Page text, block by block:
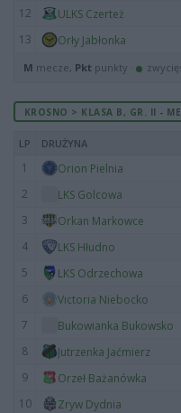
12 ULKS Czerteż
13
Orły Jabłonka
M mecze, Pkt punkty ·
KROSNO > KLASA B, GR. II -
LP DRUŻYNA
1 Orion Pielnia
2
LKS Golcowa
3
Orkan Markowce
4
LKS Hłudno
5
LKS Odrzechowa
6
Victoria Niebocko
7
Bukowianka Bukowsko
8
Jutrzenka Jaćmierz
9
Orzeł Bażanówka
10
Zryw Dydnia